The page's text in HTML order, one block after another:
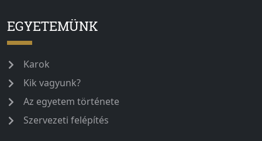
EGYETEMÜNK
Karok
Kik vagyunk?
Az egyetem története
Szervezeti felépítés